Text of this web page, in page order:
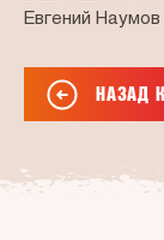
Евгений
НАЗАД